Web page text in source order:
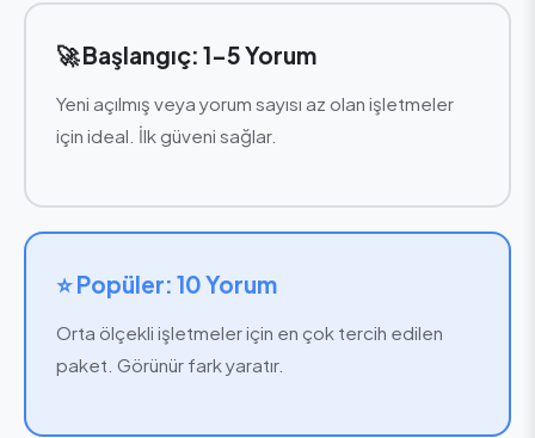
🚀 Başlangıç: 1-5 Yorum
Yeni açılmış veya yorum sayısı az olan işletmeler
için ideal. İlk güveni sağlar.
⭐ Popüler: 10 Yorum
Orta ölçekli işletmeler için en çok tercih edilen
paket. Görünür fark yaratır.